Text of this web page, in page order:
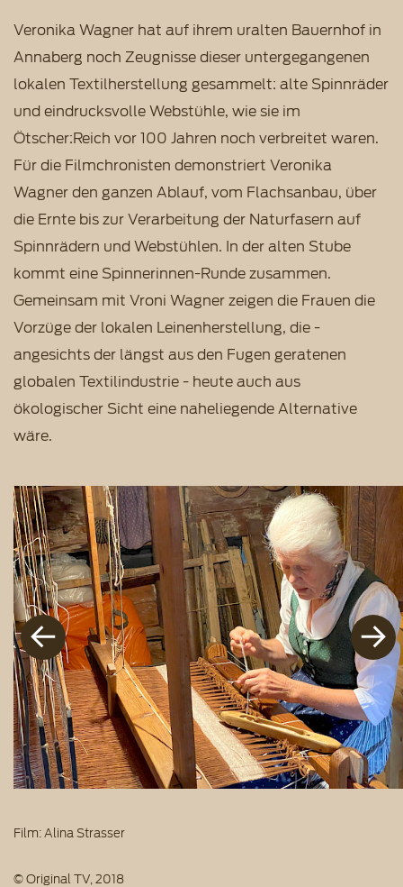
Veronika Wagner hat auf ihrem uralten Bauernhof in
Annaberg noch Zeugnisse dieser untergegangenen
lokalen Textilherstellung gesammelt: alte Spinnräder
und eindrucksvolle Webstühle, wie sie im
Ötscher:Reich vor 100 Jahren noch verbreitet waren.
Für die Filmchronisten demonstriert Veronika
Wagner den ganzen Ablauf, vom Flachsanbau, über
die Ernte bis zur Verarbeitung der Naturfasern auf
Spinnrädern und Webstühlen. In der alten Stube
kommt eine Spinnerinnen-Runde zusammen.
Gemeinsam mit Vroni Wagner zeigen die Frauen die
Vorzüge der lokalen Leinenherstellung, die -
angesichts der längst aus den Fugen geratenen
globalen Textilindustrie - heute auch aus
ökologischer Sicht eine naheliegende Alternative
wäre.
Film: Alina Strasser
© Original TV, 2018